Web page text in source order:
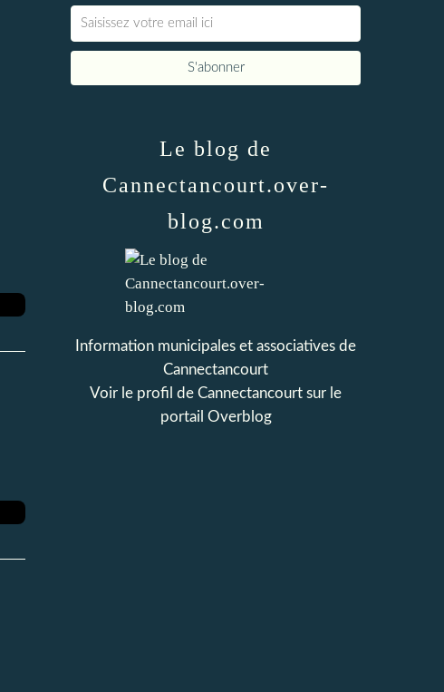
Le blog de
Cannectancourt.over-
blog.com
Information municipales et associatives de
Cannectancourt
Voir le profil de Cannectancourt sur le
portail Overblog